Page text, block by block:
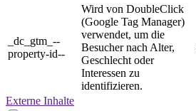
_dc_gtm_--
property-id--
Wird von DoubleClick
(Google Tag Manager)
verwendet, um die
Besucher nach Alter,
Geschlecht oder
Interessen zu
identifizieren.
Externe Inhalte